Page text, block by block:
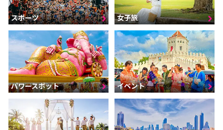
スポーツ 女子旅
パワースポット イベント